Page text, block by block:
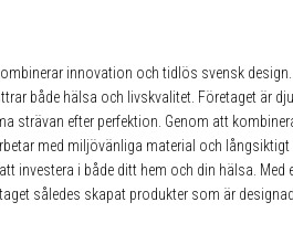
innovation och tidlös svensk
både hälsa och livskvalitet. Företaget är
efter perfektion. Genom att
med miljövänliga material och
i både ditt hem och din hälsa.
således skapat produkter som är